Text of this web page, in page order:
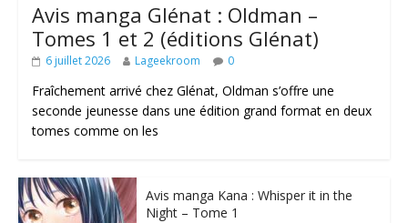
Avis manga Glénat : Oldman –
Tomes 1 et 2 (éditions Glénat)
6 juillet 2026 Lageekroom 0
Fraîchement arrivé chez Glénat, Oldman s’offre une
seconde jeunesse dans une édition grand format en deux
tomes comme on les
Avis manga Kana : Whisper it in the
Night – Tome 1